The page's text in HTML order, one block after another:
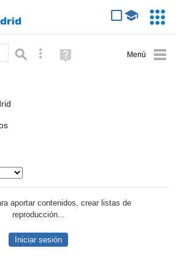
Búsqueda avanzada
Ayuda
(en
aportar contenidos, crear listas de
reproducción...
Iniciar sesión